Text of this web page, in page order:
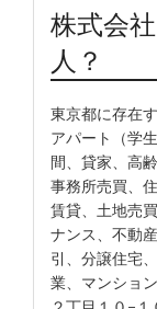
株式会
人？
東京都に存在
アパート（学
間、貸家、高
事務所売買、
賃貸、土地売
ナンス、不動
引、分譲住宅
業、マンショ